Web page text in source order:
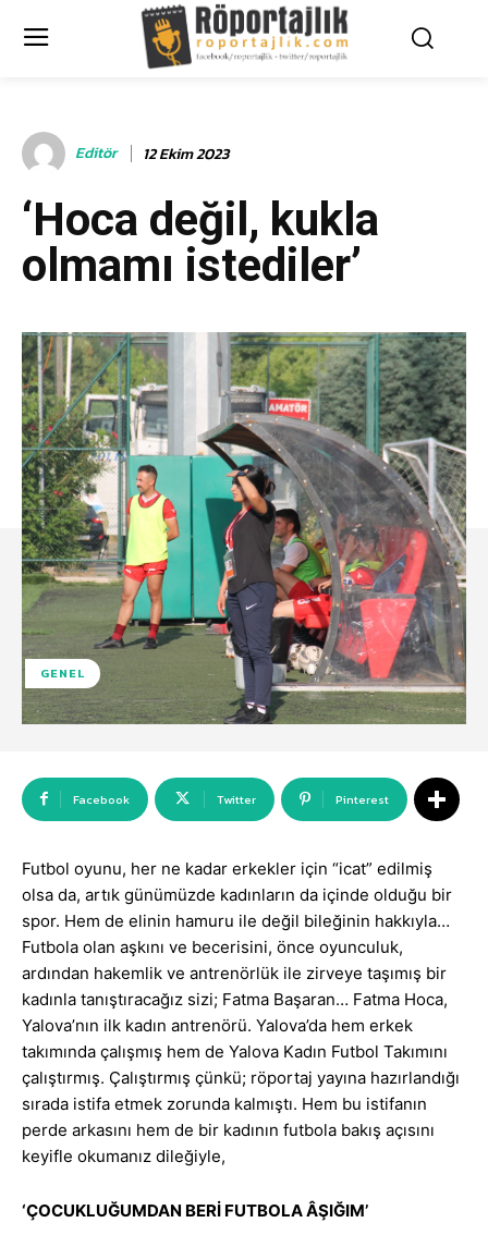
Editör 12 Ekim 2023
‘Hoca değil, kukla
olmamı istediler’
GENEL
Facebook Twitter Pinterest
Futbol oyunu, her ne kadar erkekler için “icat” edilmiş
olsa da, artık günümüzde kadınların da içinde olduğu bir
spor. Hem de elinin hamuru ile değil bileğinin hakkıyla…
Futbola olan aşkını ve becerisini, önce oyunculuk,
ardından hakemlik ve antrenörlük ile zirveye taşımış bir
kadınla tanıştıracağız sizi; Fatma Başaran… Fatma Hoca,
Yalova’nın ilk kadın antrenörü. Yalova’da hem erkek
takımında çalışmış hem de Yalova Kadın Futbol Takımını
çalıştırmış. Çalıştırmış çünkü; röportaj yayına hazırlandığı
sırada istifa etmek zorunda kalmıştı. Hem bu istifanın
perde arkasını hem de bir kadının futbola bakış açısını
keyifle okumanız dileğiyle,
‘ÇOCUKLUĞUMDAN BERİ FUTBOLA ÂŞIĞIM’